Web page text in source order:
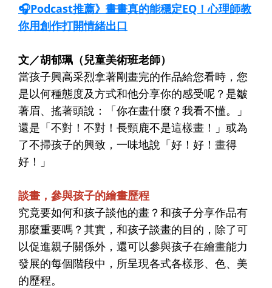
🎧Podcast推薦》畫畫真的能穩定EQ！心理師教
你用創作打開情緒出口
文／胡郁珮（兒童美術班老師）
當孩子興高采烈拿著剛畫完的作品給您看時，您
是以何種態度及方式和他分享你的感受呢？是皺
著眉、搖著頭說：「你在畫什麼？我看不懂。」
還是「不對！不對！長頸鹿不是這樣畫！」或為
了不掃孩子的興致，一味地說「好！好！畫得
好！」
談畫，參與孩子的繪畫歷程
究竟要如何和孩子談他的畫？和孩子分享作品有
那麼重要嗎？其實，和孩子談畫的目的，除了可
以促進親子關係外，還可以參與孩子在繪畫能力
發展的每個階段中，所呈現各式各樣形、色、美
的歷程。